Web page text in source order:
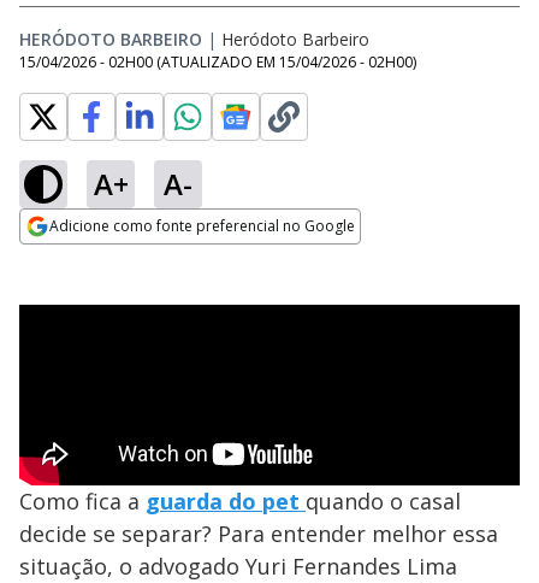
HERÓDOTO BARBEIRO | Heródoto Barbeiro
15/04/2026 - 02H00 (ATUALIZADO EM 15/04/2026 - 02H00)
A+ A-
Adicione como fonte preferencial no Google
Como fica a guarda do pet quando o casal
decide se separar? Para entender melhor essa
situação, o advogado Yuri Fernandes Lima